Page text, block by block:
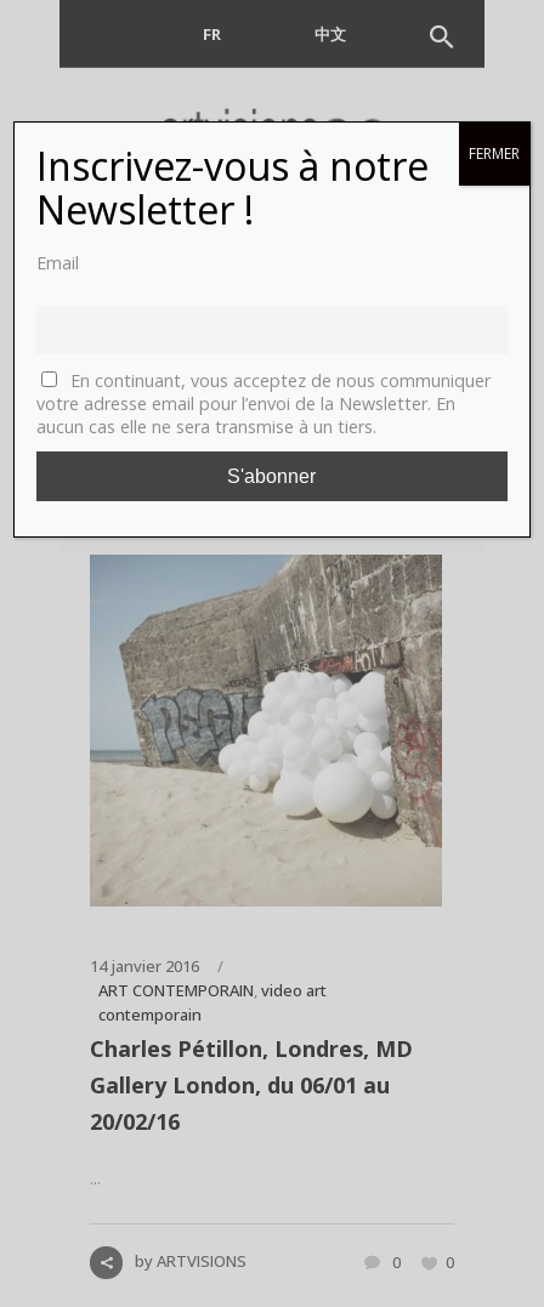
FR 中文
ARTVISIONS
14 janvier 2016
ART CONTEMPORAIN,video art
contemporain
Charles Pétillon, Londres, MD
Gallery London, du 06/01 au
20/02/16
...
byARTVISIONS 0 0
Inscrivez-vous à notre
Newsletter !
Email
En continuant, vous acceptez de nous communiquer
votre adresse email pour l’envoi de la Newsletter. En
aucun cas elle ne sera transmise à un tiers.
FERMER